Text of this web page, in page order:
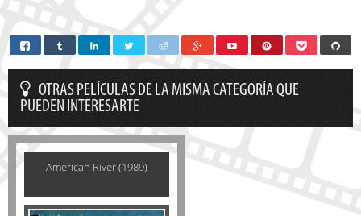
OTRAS PELÍCULAS DE LA MISMA CATEGORÍA QUE
PUEDEN INTERESARTE
American River (1989)